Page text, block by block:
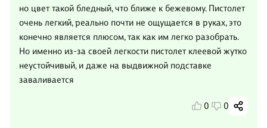
но цвет такой бледный, что ближе к бежевому. Пистолет
очень легкий, реально почти не ощущается в руках, это
конечно является плюсом, так как им легко разобрать.
Но именно из-за своей легкости пистолет клеевой жутко
неустойчивый, и даже на выдвижной подставке
заваливается
0 0